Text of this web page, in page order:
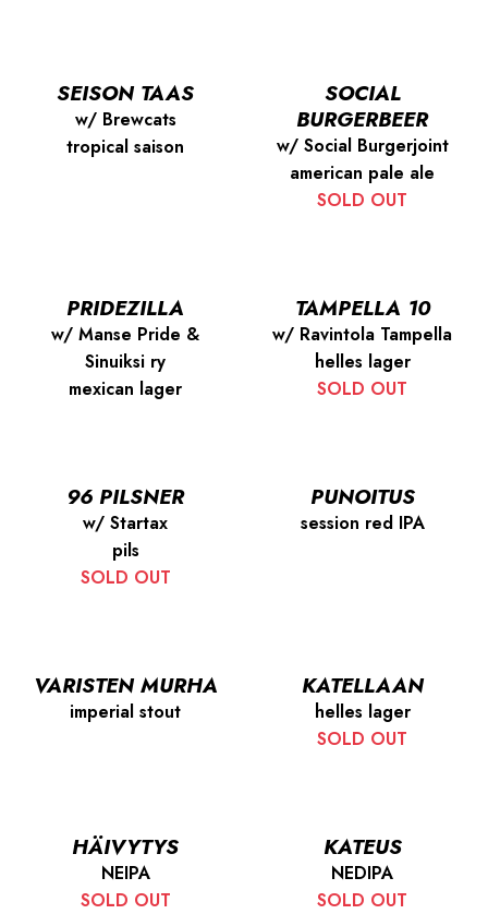
SEISON TAAS
w/ Brewcats
tropical saison
SOCIAL
BURGERBEER
w/ Social Burgerjoint
american pale ale
SOLD OUT
PRIDEZILLA
w/ Manse Pride &
Sinuiksi ry
mexican lager
TAMPELLA 10
w/ Ravintola Tampella
helles lager
SOLD OUT
96 PILSNER
w/ Startax
pils
SOLD OUT
PUNOITUS
session red IPA
VARISTEN MURHA
imperial stout
KATELLAAN
helles lager
SOLD OUT
HÄIVYTYS
NEIPA
SOLD OUT
KATEUS
NEDIPA
SOLD OUT